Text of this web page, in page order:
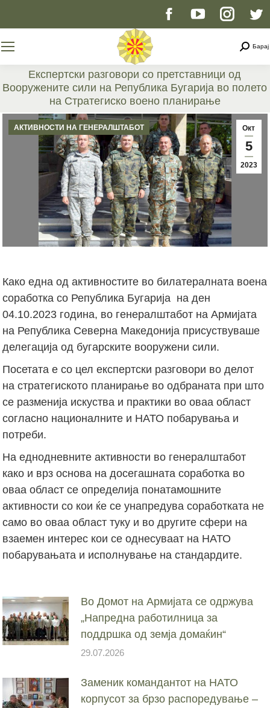
Facebook
opens
in
new
window
YouTube
opens
in
new
window
page
opens
new
window
Барај
Експертски разговори со претставници од
Вооружените сили на Република Бугарија во полето
на Стратегиско воено планирање
You are here:
Окт
5
2023
АКТИВНОСТИ НА ГЕНЕРАЛШТАБОТ
Како една од активностите во билатералната воена
соработка со Република Бугарија на ден
04.10.2023 година, во генералштабот на Армијата
на Република Северна Македонија присуствуваше
делегација од бугарските вооружени сили.
Посетата е со цел експертски разговори во делот
на стратегиското планирање во одбраната при што
се разменија искуства и практики во оваа област
согласно националните и НАТО побарувања и
потреби.
На еднодневните активности во генералштабот
како и врз основа на досегашната соработка во
оваа област се определија понатамошните
активности со кои ќе се унапредува соработката не
само во оваа област туку и во другите сфери на
взаемен интерес кои се однесуваат на НАТО
побарувањата и исполнување на стандардите.
Во Домот на Армијата се одржува
„Напредна работилница за
поддршка од земја домаќин“
29.07.2026
Заменик командантот на НАТО
корпусот за брзо распоредување –